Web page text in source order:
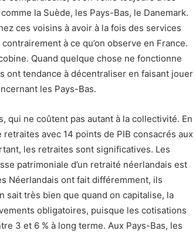
la Suède, les Pays-Bas, le Danemark.
ces voisins à avoir à la fois des services
à ce qu’on observe en France.
Quand quelque chose ne fonctionne
ont tendance à décentraliser en faisant jouer
les Pays-Bas.
qui ne coûtent pas autant à la collectivité. En
avec 14 points de PIB consacrés aux
les retraites sont significatives. Les
patrimoniale d’un retraité néerlandais est
Néerlandais ont fait différemment, ils
très bien que quand on capitalise, la
obligatoires, puisque les cotisations
3 et 6 % à long terme. Aux Pays-Bas, les